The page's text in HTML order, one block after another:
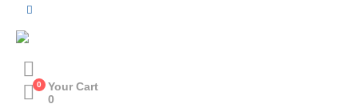
0
Your Cart
0